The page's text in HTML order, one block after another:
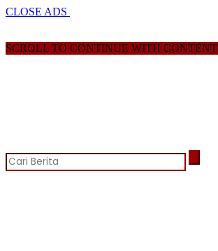
CLOSE ADS
SCROLL TO CONTINUE WITH CONTENT